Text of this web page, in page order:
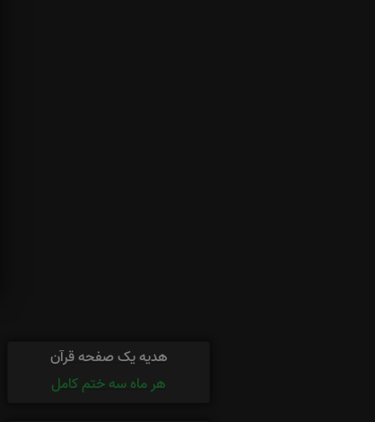
هدیه یک صفحه قرآن
هر ماه سه ختم کامل